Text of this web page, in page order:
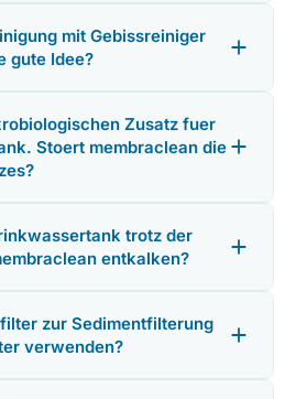
mit Gebissreiniger
gute Idee?
Zusatz fuer
Stoert membraclean die
trotz der
entkalken?
zur Sedimentfilterung
verwenden?